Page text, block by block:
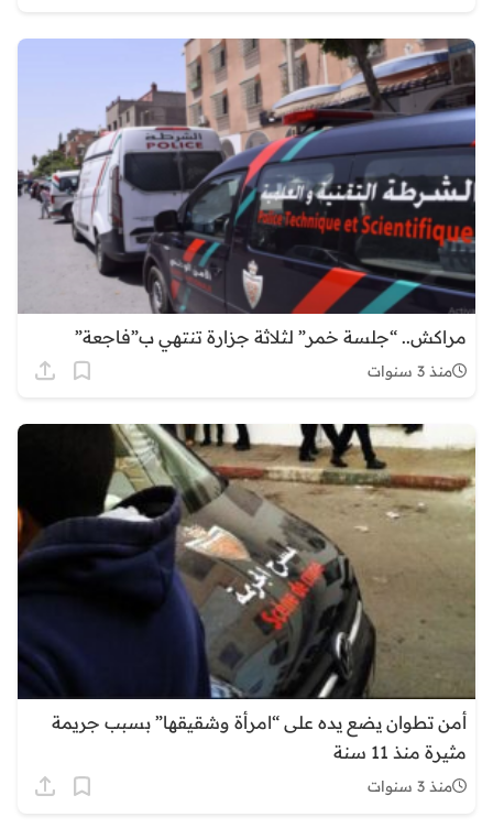
مراكش.. “جلسة خمر” لثلاثة جزارة تنتهي ب”فاجعة”
منذ 3 سنوات
أمن تطوان يضع يده على “امرأة وشقيقها” بسبب جريمة
مثيرة منذ 11 سنة
منذ 3 سنوات